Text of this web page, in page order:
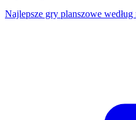
Najlepsze gry planszowe